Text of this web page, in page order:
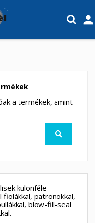

a termékek, amint
különféle
fiolákkal, patronokkal,
blow-fill-seal